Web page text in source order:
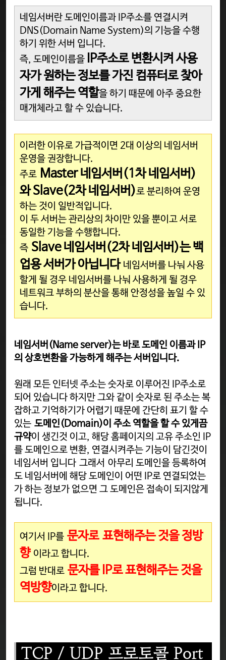
네임서버란 도메인이름과 IP주소를 연결시켜
DNS(Domain Name System)의 기능을 수행
하기 위한 서버 입니다.
즉, 도메인이름을
IP주소로 변환시켜 사용
자가 원하는 정보를 가진 컴퓨터로 찾아
가게 해주는 역할을 하기 때문에 아주 중요한
매개체라고 할 수 있습니다.
이러한 이유로 가급적이면 2대 이상의 네임서버
운영을 권장합니다.
주로 Master 네임서버(1차 네임서버 )
와 Slave(2차 네임서버 )로 분리하여 운영
하는 것이 일반적입니다.
이 두 서버는 관리상의 차이만 있을 뿐이고 서로
동일한 기능을 수행합니다.
즉 Slave 네임서버(2차 네임서버 )는 백
업용 서버가 아닙니다네임서버를 나눠 사용
할게 될 경우 네임서버를 나눠 사용하게 될 경우
네트워크 부하의 분산을 통해 안정성을 높일 수 있
습니다.
네임서버(Name server)는 바로 도메인 이름과 IP
의 상호변환을 가능하게 해주는 서버입니다.
원래 모든 인터넷 주소는 숫자로 이루어진 IP주소로
되어 있습니다 하지만 그와 같이 숫자로 된 주소는 복
잡하고 기억하기가 어렵기 때문에 간단히 표기 할 수
있는 도메인(Domain)이 주소 역할을 할 수 있게끔
규약이 생긴것 이고, 해당 홈페이지의 고유 주소인 IP
를 도메인으로 변환, 연결시켜주는 기능이 담긴것이
네임서버 입니다 그래서 아무리 도메인을 등록하여
도 네임서버에 해당 도메인이 어떤 IP로 연결되었는
가 하는 정보가 없으면 그 도메인은 접속이 되지않게
됩니다.
여기서 IP를 문자로 표현해주는 것을 정방
향이라고 합니다.
그럼 반대로 문자를 IP로 표현해주는 것을
역방향이라고 합니다.
TCP / UDP 프로토콜 Port